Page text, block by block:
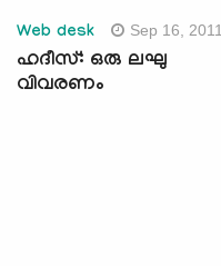
Web desk Sep 16, 2011
ഹദീസ്: ഒരു ലഘു
വിവരണം